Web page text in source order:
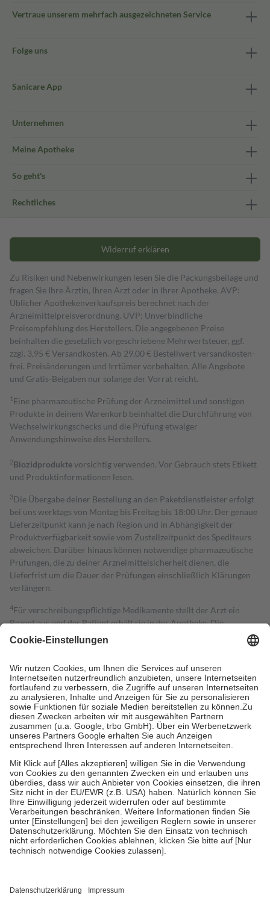
Vertraue unserem mehrfach ausgezeichneten Service
Folge uns
Sanicare App
Unternehmen
Meine Apotheke
So geht's
Rechtliches
Widerruf erklären
Zu Risiken und Nebenwirkungen lesen Sie die Packungsbeilage und
fragen Sie Ihre Ärztin, Ihren Arzt oder in Ihrer Apotheke. AVP:
Üblicher Apothekenverkaufspreis berechnet nach der
Arzneimittelpreisverordnung. UVP: Unverbindliche
Preisempfehlung des Herstellers. Die angegebenen Preise
beinhalten die gesetzlich vorgeschriebene Mehrwertsteuer, ggf.
zzgl. 3,95 € Versandkosten. Ab 29,00 € Bestell­wert versand­kosten­
frei. Preisänderungen und Irrtümer vorbehalten. Alle Angebote
und Gratis-Beigaben nur solange der Vorrat reicht.
1 Eine pharmazeutische Prüfung der Arzneimittel und sonstigen
Produkte in deinem Warenkorb beinhaltet die Durchführung von
Wechselwirkungschecks und die Prüfung etwaiger
Anwendungshinweise des Herstellers.
2Biozidproduktevorsichtig verwenden. Vor Gebrauch stets Etikett
und Produktinformationen lesen.
3Die Übergabe deiner Bestellung an den Paketdienstleister erfolgt
bei uns werktags von Montag bis Freitag bis 18:00 Uhr. Der genaue
Lieferzeitpunkt kann je nach Region und in Abhängigkeit der
Produktverfügbarkeit sowie vom Zustellzeitpunkt des Spediteurs
abweichen. Darüber hinaus können notwendige pharmazeutische
Prüfungen, die zu deiner Arzneimittelsicherheit dienen, die
Lieferfrist um die Dauer der Prüfungen einschließlich Klärungen
verlängern.
4Für verschreibungspflichtige Medikamente stellt der Arzt ein
Rezept aus und der Patient erhält sie in der Apotheke. Die
gesetzliche Krankenversicherung übernimmt in der Regel die
Kosten dafür, der Versicherte trägt einen Teil davon als Zuzahlung
Grundsätzlich leisten Mitglieder Zuzahlungen in Höhe von zehn
Prozent des Abgabepreises,mindestens jedochfünf Euround
höchstens zehn Euro.Es sind jedoch nie mehr als die tatsächlichen
Kosten der Leistung zu entrichten.
Diese Regeln gelten grundsätzlich auch für Online-Apotheken.
Bei Heilmitteln und häuslicher Krankenpflege beträgt die
Zuzahlung zehn Prozent der Kosten sowie zehn Euro je
Verordnung.
Um das Engagement der Versicherten für ihre eigene Gesundheit zu
stärken und die besondere Stellung der Familie zu unterstützen,
fallenkeine Zuzahlungenan bei:
• Kindern und Jugendlichen bis zum vollendeten 18. Lebensjahr
mit Ausnahme der Fahrkosten
• Untersuchungen zur Vorsorge und Früherkennung, die von der
GKV getragen werden